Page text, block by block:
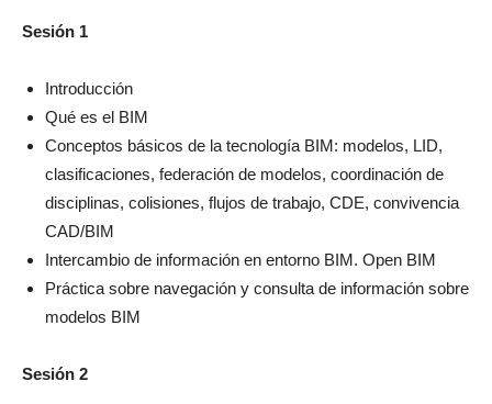
Sesión 1
Introducción
Qué es el BIM
Conceptos básicos de la tecnología BIM: modelos, LID,
clasificaciones, federación de modelos, coordinación de
disciplinas, colisiones, flujos de trabajo, CDE, convivencia
CAD/BIM
Intercambio de información en entorno BIM. Open BIM
Práctica sobre navegación y consulta de información sobre
modelos BIM
Sesión 2